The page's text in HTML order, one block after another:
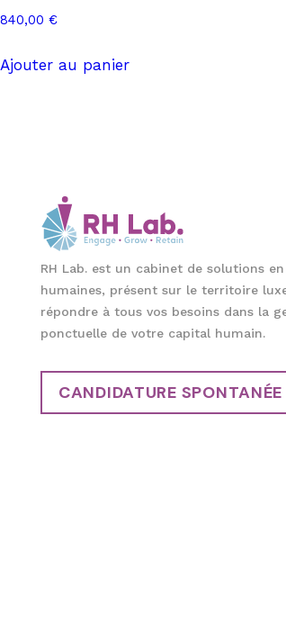
840,00 €
Ajouter au panier
RH Lab. est un cabinet de solutions
humaines, présent sur le territoire
répondre à tous vos besoins dans la
ponctuelle de votre capital humain.
CANDIDATURE SPONTANÉE